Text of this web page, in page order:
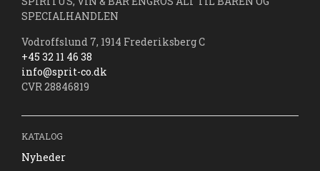
SPECIALHANDLEN
Vodroffslund 7, 1914 Frederiksberg C
+45 32 11 46 38
info@sprit-co.dk
CVR 28846819
KATALOG
Nyheder